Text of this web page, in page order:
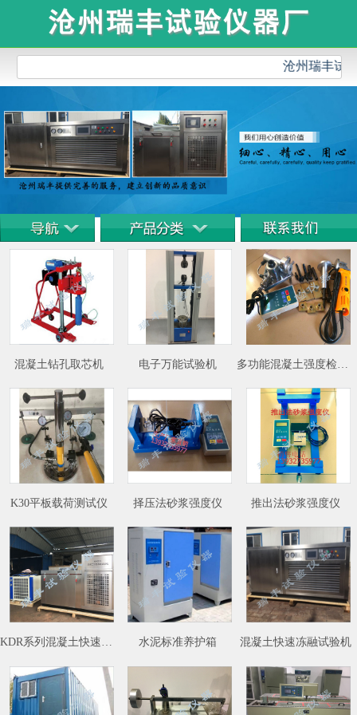
沧州瑞丰试
混凝土钻孔取芯机 电子万能试验机
K30平板载荷测试仪 择压法砂浆强度仪 推出法砂浆强度仪
KDR系列混凝土快速冻融试验机 水泥标准养护箱 混凝土快速冻融试验机